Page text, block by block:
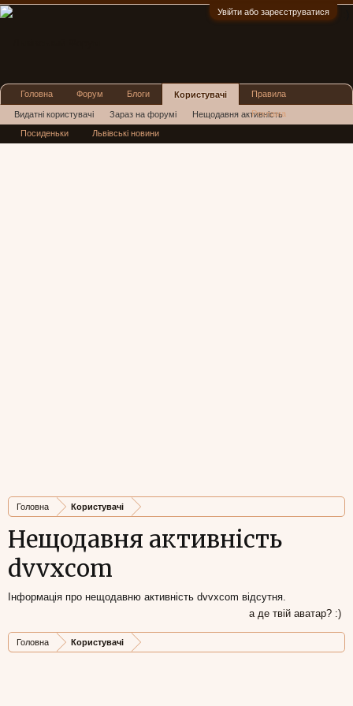
Увійти або зареєструватися
Головна Користувачі
Нещодавня активність
dvvxcom
Інформація про нещодавню активність dvvxcom відсутня.
а де твій аватар? :)
Головна Користувачі
Головна Форум Блоги Користувачі
Видатні користувачі Зараз на форумі Нещодавня активність
Нові повідомлення профілю
Правила
Реклама
Посиденьки Львівські новини